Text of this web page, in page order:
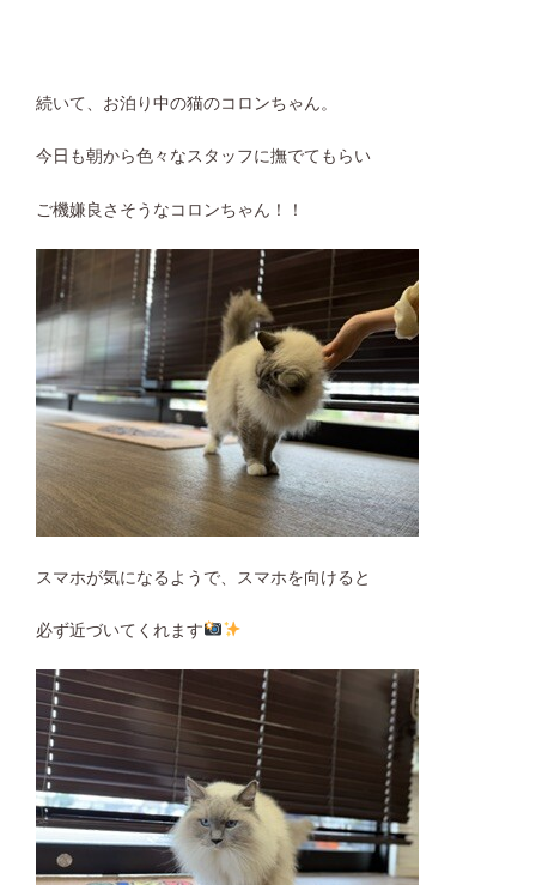
続いて、お泊り中の猫のコロンちゃん。
今日も朝から色々なスタッフに撫でてもらい
ご機嫌良さそうなコロンちゃん！！
スマホが気になるようで、スマホを向けると
必ず近づいてくれます